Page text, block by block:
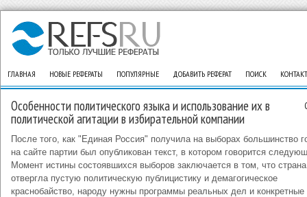
ГЛАВНАЯ НОВЫЕ РЕФЕРАТЫ ПОПУЛЯРНЫЕ ДОБАВИТЬ РЕФЕРАТ ПОИСК
Особенности политического языка и использование их в
политической агитации в избирательной компании
После того, как "Единая Россия" получила на выборах большинство
на сайте партии был опубликован текст, в котором говорится
Момент истины состоявшихся выборов заключается в том, что страна
отвергла пустую политическую публицистику и демагогическое
краснобайство, народу нужны программы реальных дел и конкретные